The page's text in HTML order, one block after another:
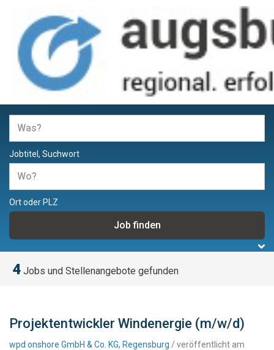
Jobs und Stellenangebote in
Augsburg
Jobtitel, Suchwort
Ort oder PLZ
4 Jobs und Stellenangebote gefunden
Projektentwickler Windenergie (m/w/d)
wpd onshore GmbH & Co. KG, Regensburg / veröffentlicht am